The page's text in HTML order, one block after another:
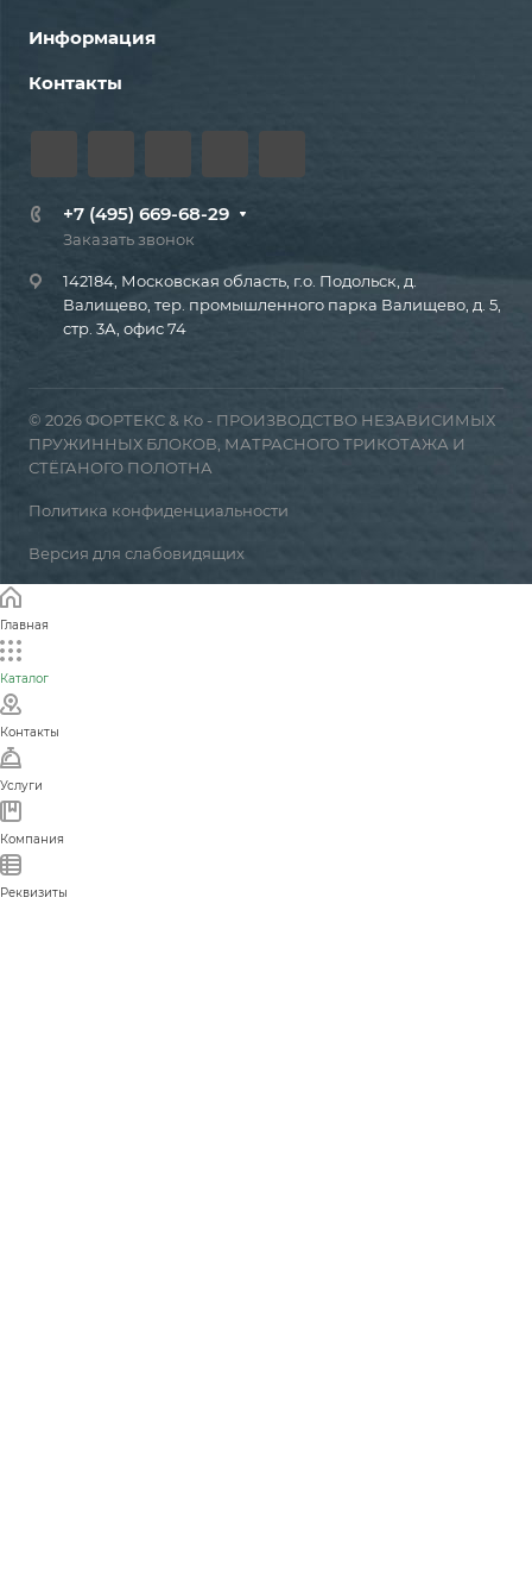
Информация
Контакты
+7 (495) 669-68-29
Заказать звонок
142184, Московская область, г.о. Подольск, д.
Валищево, тер. промышленного парка Валищево, д. 5,
стр. 3А, офис 74
© 2026 ФОРТЕКС & Ко - ПРОИЗВОДСТВО НЕЗАВИСИМЫХ
ПРУЖИННЫХ БЛОКОВ, МАТРАСНОГО ТРИКОТАЖА И
СТЁГАНОГО ПОЛОТНА
Политика конфиденциальности
Версия для слабовидящих
Главная
Каталог
Контакты
Услуги
Компания
Реквизиты